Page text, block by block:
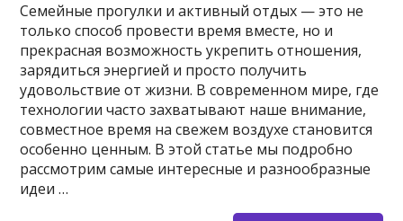
Семейные прогулки и активный отдых — это не
только способ провести время вместе, но и
прекрасная возможность укрепить отношения,
зарядиться энергией и просто получить
удовольствие от жизни. В современном мире, где
технологии часто захватывают наше внимание,
совместное время на свежем воздухе становится
особенно ценным. В этой статье мы подробно
рассмотрим самые интересные и разнообразные
идеи …